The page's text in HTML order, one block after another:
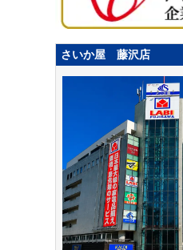
さいか屋 藤沢店